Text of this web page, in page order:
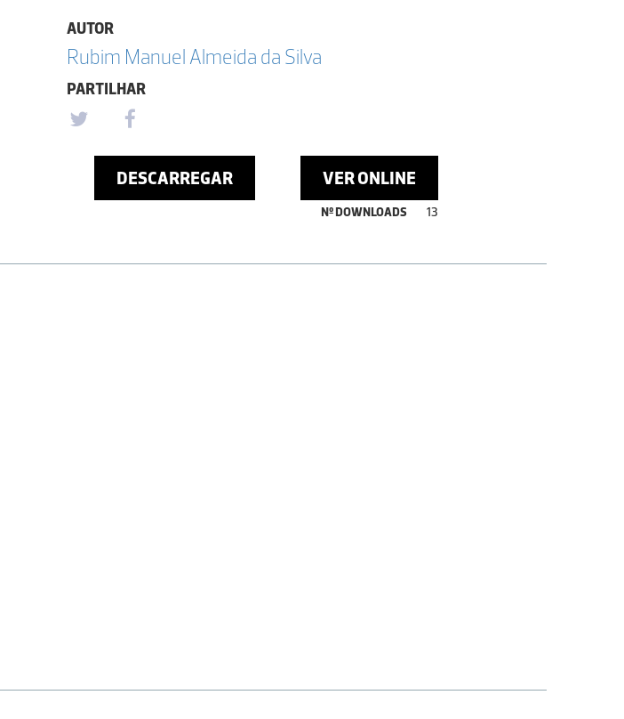
AUTOR
Rubim Manuel Almeida da Silva
PARTILHAR
DESCARREGAR VER ONLINE
Nº DOWNLOADS 13